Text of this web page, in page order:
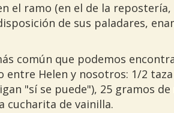
el ramo (en el de la
de sus paladares,
común que podemos
Helen y nosotros: 1/2
"sí se puede"), 25 gramos
cucharita de vainilla.